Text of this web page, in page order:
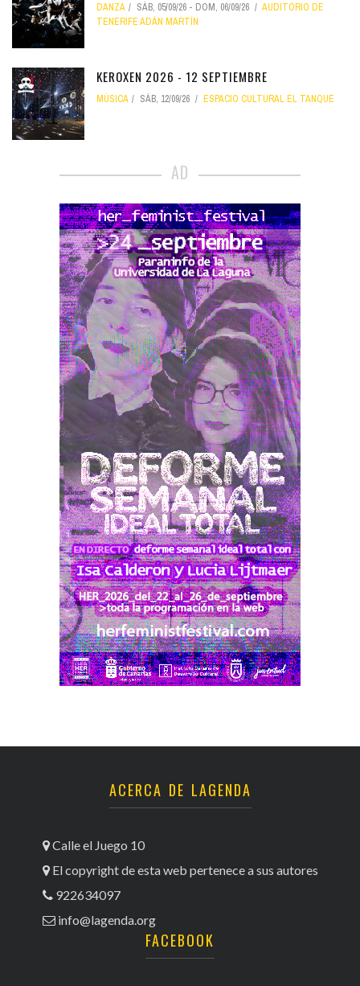
DANZA SÁB, 05/09/26 - DOM, 06/09/26
AUDITORIO DE
TENERIFE ADÁN MARTÍN
KEROXEN 2026 - 12 SEPTIEMBRE
MÚSICA SÁB, 12/09/26 ESPACIO CULTURAL EL TANQUE
AD
ACERCA DE LAGENDA
Calle el Juego 10
El copyright de esta web pertenece a sus autores
922634097
info@lagenda.org
FACEBOOK